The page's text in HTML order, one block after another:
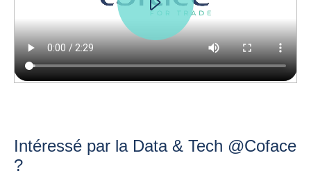
Intéressé par la Data & Tech @Coface
?